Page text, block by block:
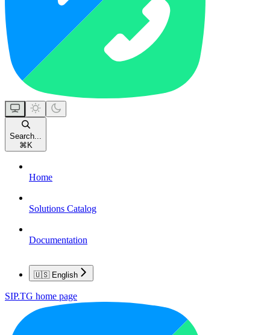
Search...
⌘ K
Home
Solutions Catalog
Documentation
🇺🇸 English
SIP.TG home page